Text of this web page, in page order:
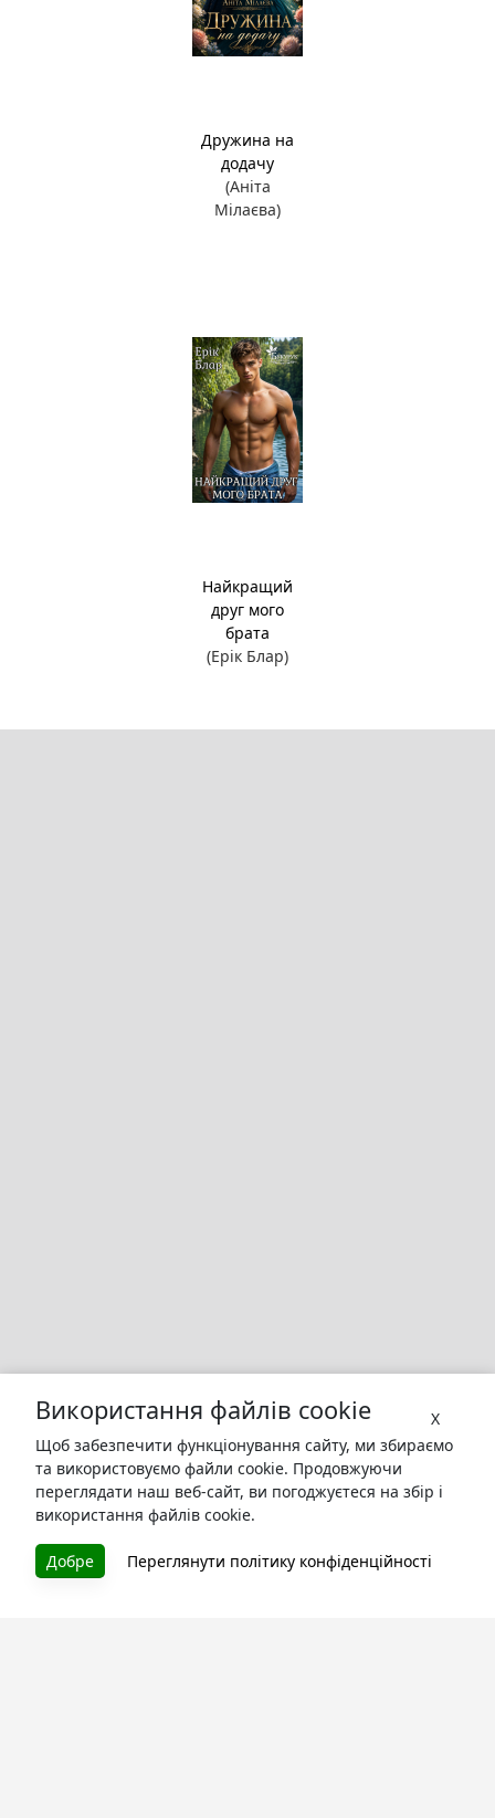
Дружина на
додачу
(Аніта
Мілаєва)
Найкращий
друг мого
брата
(Ерік Блар)
X
Використання файлів cookie
Щоб забезпечити функціонування сайту, ми збираємо
та використовуємо файли cookie. Продовжуючи
переглядати наш веб-сайт, ви погоджуєтеся на збір і
використання файлів cookie.
Добре Переглянути політику конфіденційності
БУКУРУК
Літературна платформа і бібліотека книг, які можна